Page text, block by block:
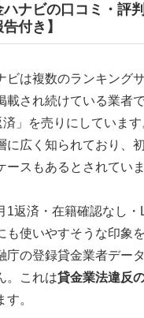
ハナビの口コミ・評
付き】
ビは複数のランキング
載され続けている業者
」を売りにしていま
に広く知られており、
ースもあるとされていま
1返済・在籍確認なし・
も使いやすそうな印象
庁の登録貸金業者デー
。これは貸金業法違反
。